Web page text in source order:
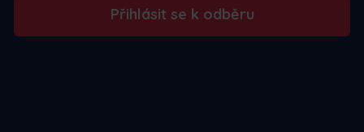
Přihlásit se k odběru